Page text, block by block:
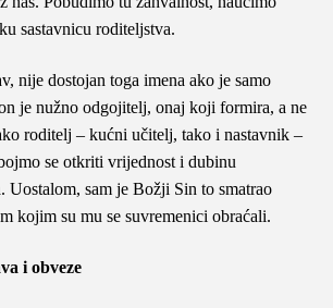
sastavnicu roditeljstva.
nije dostojan toga imena ako je samo
je nužno odgojitelj, onaj koji formira, a ne
roditelj – kućni učitelj, tako i nastavnik –
se otkriti vrijednost i dubinu
Uostalom, sam je Božji Sin to smatrao
kojim su mu se suvremenici obraćali.
i obveze